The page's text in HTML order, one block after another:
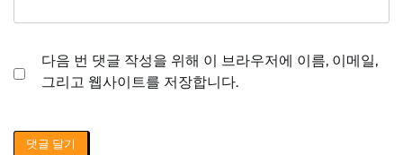
다음 번 댓글 작성을 위해 이 브라우저에 이름, 이메일,
그리고 웹사이트를 저장합니다.